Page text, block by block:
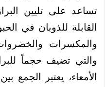
تساعد على تليين
القابلة للذوبان في
والمكسرات
والتي تضيف حجماً
الأمعاء، يعتبر الجمع